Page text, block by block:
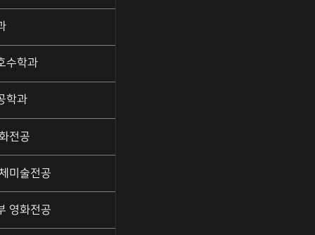
수학과
학과
전공
미술전공
영화전공